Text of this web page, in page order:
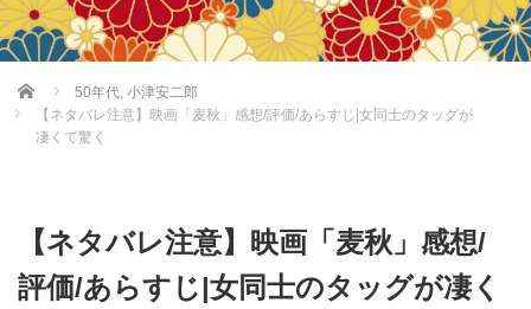
Home 50年代, 小津安二郎
【ネタバレ注意】映画「麦秋」感想/評価/あらすじ|女同士のタッグが
凄くて驚く
【ネタバレ注意】映画「麦秋」感想/
評価/あらすじ|女同士のタッグが凄く